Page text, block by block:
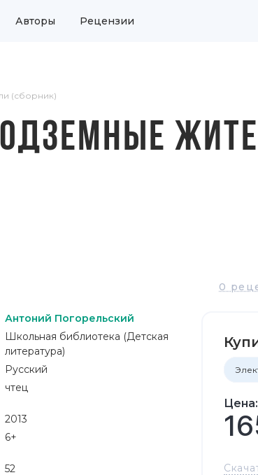
Авторы Рецензии
(сборник)
0
Антоний Погорельский
Школьная библиотека (Детская
литература)
Русский
чтец
2013
6+
52
Цена: